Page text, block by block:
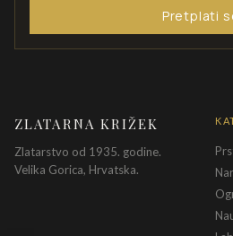
Pretplati
ZLATARNA KRIŽEK
Zlatarstvo od 1935. godine.
Velika Gorica, Hrvatska.